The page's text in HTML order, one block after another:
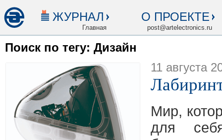
ЖУРНАЛ
Главная
О ПРОЕКТЕ
post@artelectronics.ru
Поиск по тегу: Дизайн
11 августа
Мир,
для